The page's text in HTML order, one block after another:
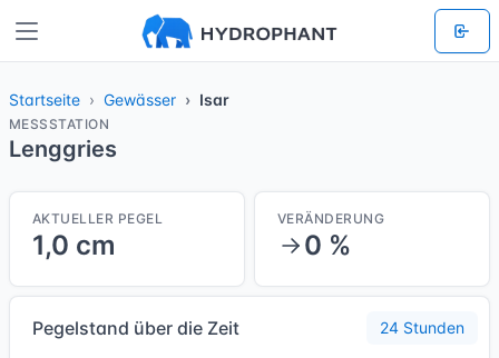
Startseite Gewässer Isar
MESSSTATION
Lenggries
AKTUELLER PEGEL
1,0 cm
VERÄNDERUNG
0 %
Pegelstand über die Zeit 24 Stunden